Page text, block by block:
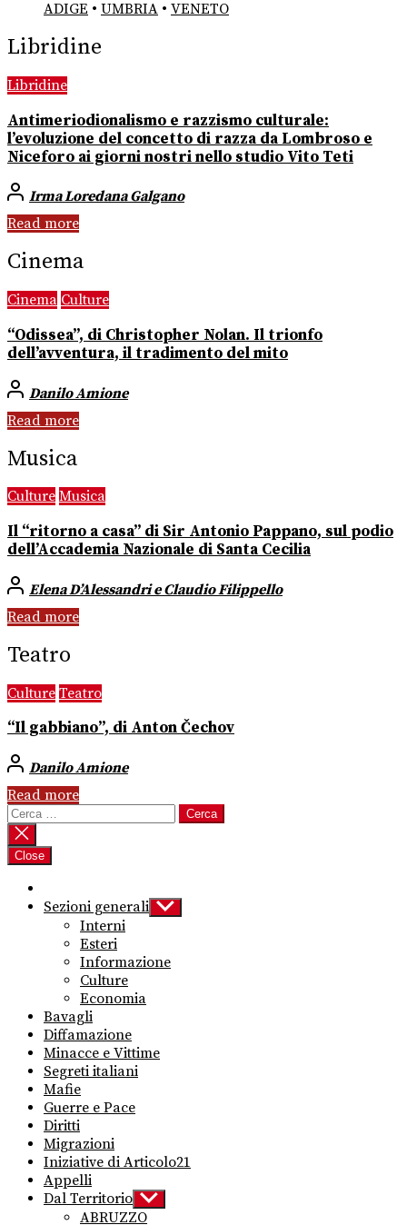
ADIGE • UMBRIA • VENETO
Libridine
Libridine
Antimeriodionalismo e razzismo culturale:
l’evoluzione del concetto di razza da Lombroso e
Niceforo ai giorni nostri nello studio Vito Teti
Irma Loredana Galgano
Read more
Cinema
Cinema Culture
“Odissea”, di Christopher Nolan. Il trionfo
dell’avventura, il tradimento del mito
Danilo Amione
Read more
Musica
Culture Musica
Il “ritorno a casa” di Sir Antonio Pappano, sul podio
dell’Accademia Nazionale di Santa Cecilia
Elena D’Alessandri e Claudio Filippello
Read more
Teatro
Culture Teatro
“Il gabbiano”, di Anton Čechov
Danilo Amione
Read more
Ricerca
per:
Close
Sezioni generali Show
sub
Interni
Esteri
Informazione
Culture
Economia
Bavagli
Diffamazione
Minacce e Vittime
Segreti italiani
Mafie
Guerre e Pace
Diritti
Migrazioni
Iniziative di Articolo21
Appelli
Dal Territorio Show
sub
ABRUZZO